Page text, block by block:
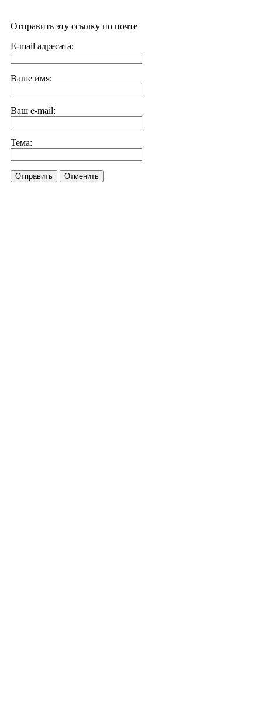
Отправить эту ссылку по почте
E-mail адресата:
Ваше имя:
Ваш e-mail:
Тема:
Отправить Отменить